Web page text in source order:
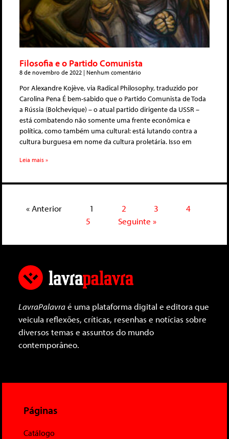
Filosofia e o Partido Comunista
8 de novembro de 2022 Nenhum comentário
Por Alexandre Kojève, via Radical Philosophy, traduzido por
Carolina Pena É bem-sabido que o Partido Comunista de Toda
a Rússia (Bolchevique) – o atual partido dirigente da USSR –
está combatendo não somente uma frente econômica e
política, como também uma cultural: está lutando contra a
cultura burguesa em nome da cultura proletária. Isso em
Leia mais »
« Anterior 1 2 3
4
5
Seguinte »
LavraPalavraé uma plataforma digital e editora que
veicula reflexões, críticas, resenhas e notícias sobre
diversos temas e assuntos do mundo
contemporâneo.
Páginas
Catálogo